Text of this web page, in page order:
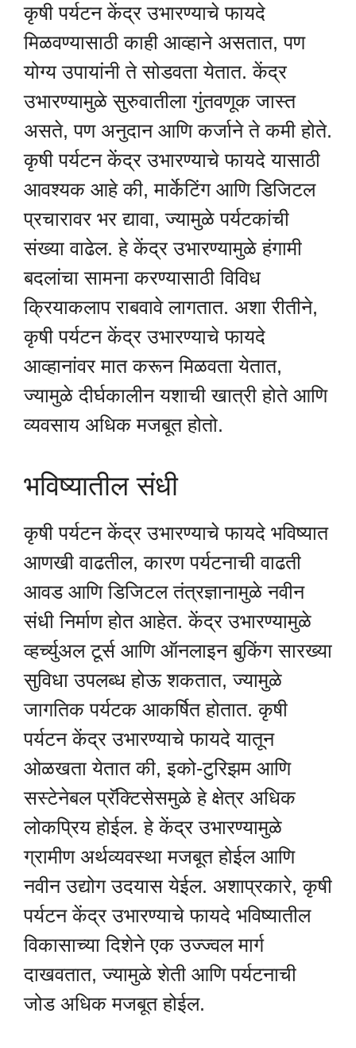
कृषी पर्यटन केंद्र उभारण्याचे फायदे
मिळवण्यासाठी काही आव्हाने असतात, पण
योग्य उपायांनी ते सोडवता येतात. केंद्र
उभारण्यामुळे सुरुवातीला गुंतवणूक जास्त
असते, पण अनुदान आणि कर्जाने ते कमी होते.
कृषी पर्यटन केंद्र उभारण्याचे फायदे यासाठी
आवश्यक आहे की, मार्केटिंग आणि डिजिटल
प्रचारावर भर द्यावा, ज्यामुळे पर्यटकांची
संख्या वाढेल. हे केंद्र उभारण्यामुळे हंगामी
बदलांचा सामना करण्यासाठी विविध
क्रियाकलाप राबवावे लागतात. अशा रीतीने,
कृषी पर्यटन केंद्र उभारण्याचे फायदे
आव्हानांवर मात करून मिळवता येतात,
ज्यामुळे दीर्घकालीन यशाची खात्री होते आणि
व्यवसाय अधिक मजबूत होतो.
भविष्यातील संधी
कृषी पर्यटन केंद्र उभारण्याचे फायदे भविष्यात
आणखी वाढतील, कारण पर्यटनाची वाढती
आवड आणि डिजिटल तंत्रज्ञानामुळे नवीन
संधी निर्माण होत आहेत. केंद्र उभारण्यामुळे
व्हर्च्युअल टूर्स आणि ऑनलाइन बुकिंग सारख्या
सुविधा उपलब्ध होऊ शकतात, ज्यामुळे
जागतिक पर्यटक आकर्षित होतात. कृषी
पर्यटन केंद्र उभारण्याचे फायदे यातून
ओळखता येतात की, इको-टुरिझम आणि
सस्टेनेबल प्रॅक्टिसेसमुळे हे क्षेत्र अधिक
लोकप्रिय होईल. हे केंद्र उभारण्यामुळे
ग्रामीण अर्थव्यवस्था मजबूत होईल आणि
नवीन उद्योग उदयास येईल. अशाप्रकारे, कृषी
पर्यटन केंद्र उभारण्याचे फायदे भविष्यातील
विकासाच्या दिशेने एक उज्ज्वल मार्ग
दाखवतात, ज्यामुळे शेती आणि पर्यटनाची
जोड अधिक मजबूत होईल.